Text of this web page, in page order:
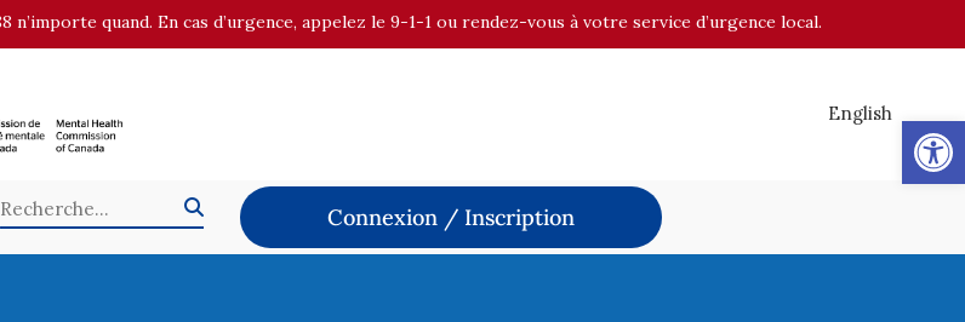
quand. En cas d’urgence, appelez le 9-1-1 ou rendez-vous à votre service d’urgence local.
English
Connexion / Inscription